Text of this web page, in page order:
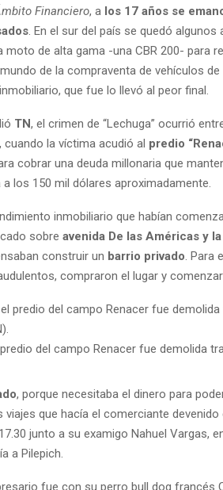
Financiero, a los 17 años se
. En el sur del país se quedó algunos
de alta gama -una CBR 200- para
de la compraventa de vehículos de
que fue lo llevó al peor final.
TN, el crimen de “Lechuga” ocurrió
cuando la víctima acudió al predio
cobrar una deuda millonaria que
los 150 mil dólares aproximadamente.
inmobiliario que habían
sobre avenida De las Américas y
construir un barrio privado. Para
compraron el lugar y
del campo Renacer fue demolida
, porque necesitaba el dinero para
que hacía el comerciante devenido
junto a su examigo Nahuel Vargas,
a Pilepich.
fue con su perro bull dog francés